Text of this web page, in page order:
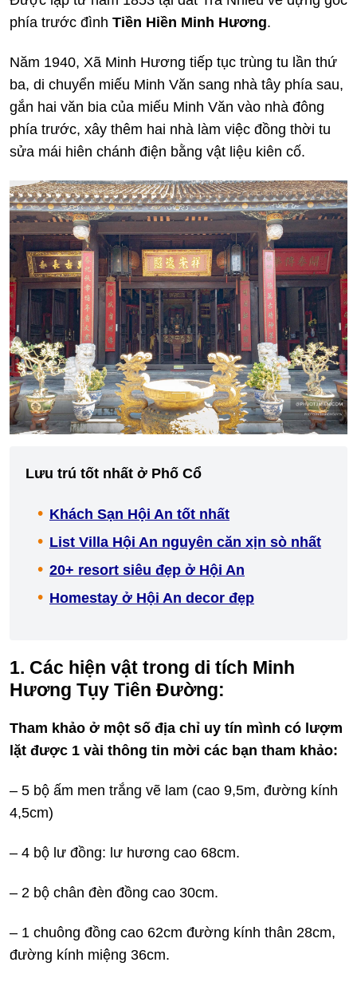
phía trước đình Tiền Hiền Minh Hương.
Năm 1940, Xã Minh Hương tiếp tục trùng tu lần thứ
ba, di chuyển miếu Minh Văn sang nhà tây phía sau,
gắn hai văn bia của miếu Minh Văn vào nhà đông
phía trước, xây thêm hai nhà làm việc đồng thời tu
sửa mái hiên chánh điện bằng vật liệu kiên cố.
Lưu trú tốt nhất ở Phố Cổ
Khách Sạn Hội An tốt nhất
List Villa Hội An nguyên căn xịn sò nhất
20+ resort siêu đẹp ở Hội An
Homestay ở Hội An decor đẹp
1. Các hiện vật trong di tích Minh
Hương Tụy Tiên Đường:
Tham khảo ở một số địa chỉ uy tín mình có lượm
lặt được 1 vài thông tin mời các bạn tham khảo:
– 5 bộ ấm men trắng vẽ lam (cao 9,5m, đường kính
4,5cm)
– 4 bộ lư đồng: lư hương cao 68cm.
– 2 bộ chân đèn đồng cao 30cm.
– 1 chuông đồng cao 62cm đường kính thân 28cm,
đường kính miệng 36cm.